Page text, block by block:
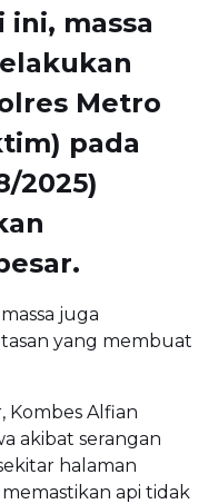
massa
Metro
pada
2025)
juga
yang membuat
Kombes Alfian
akibat serangan
halaman
api tidak